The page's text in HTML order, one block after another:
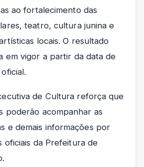
ao fortalecimento das
teatro, cultura junina e
locais. O resultado
em vigor a partir da data de
de Cultura reforça que
poderão acompanhar as
e demais informações por
oficiais da Prefeitura de